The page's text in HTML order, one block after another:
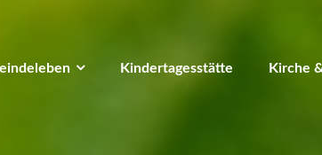
Kindertagesstätte Kirche